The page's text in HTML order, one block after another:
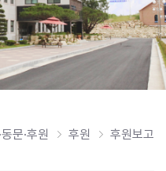
문·후원 후원 후원보고